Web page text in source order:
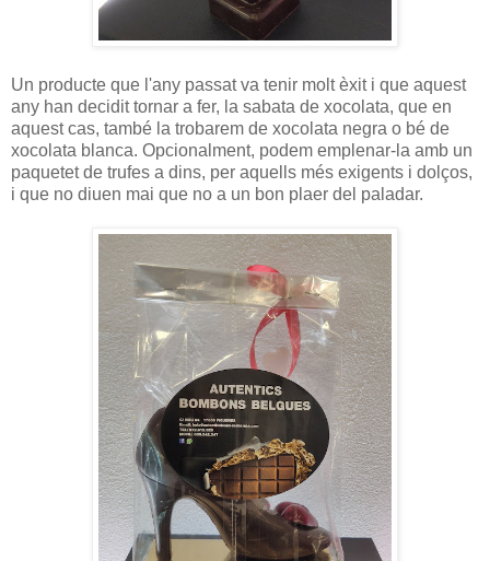
Un producte que l'any passat va tenir molt èxit i que aquest
any han decidit tornar a fer, la sabata de xocolata, que en
aquest cas, també la trobarem de xocolata negra o bé de
xocolata blanca. Opcionalment, podem emplenar-la amb un
paquetet de trufes a dins, per aquells més exigents i dolços,
i que no diuen mai que no a un bon plaer del paladar.